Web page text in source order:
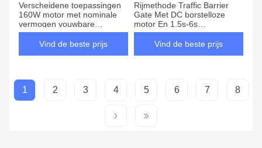
Verscheidene toepassingen
160W motor met nominale
vermogen vouwbare
barrièrepoort met DC
borstelloze motor
Vind de beste prijs
Rijmethode Traffic Barrier
Gate Met DC borstelloze
motor En 1.5s-6s
Openingstijd
Vind de beste prijs
1 2 3 4 5 6 7 8